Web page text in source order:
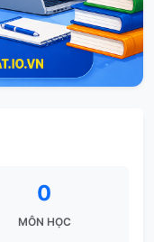
0
MÔN HỌC